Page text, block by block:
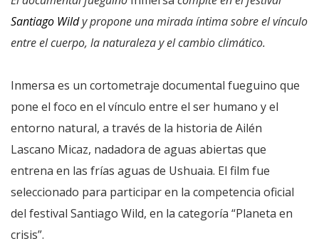
Santiago Wildy propone una mirada íntima sobre el vínculo
entre el cuerpo, la naturaleza y el cambio climático.
Inmersa es un cortometraje documental fueguino que
pone el foco en el vínculo entre el ser humano y el
entorno natural, a través de la historia de Ailén
Lascano Micaz, nadadora de aguas abiertas que
entrena en las frías aguas de Ushuaia. El film fue
seleccionado para participar en la competencia oficial
del festival Santiago Wild, en la categoría “Planeta en
crisis”.